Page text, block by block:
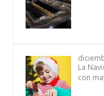
La
con